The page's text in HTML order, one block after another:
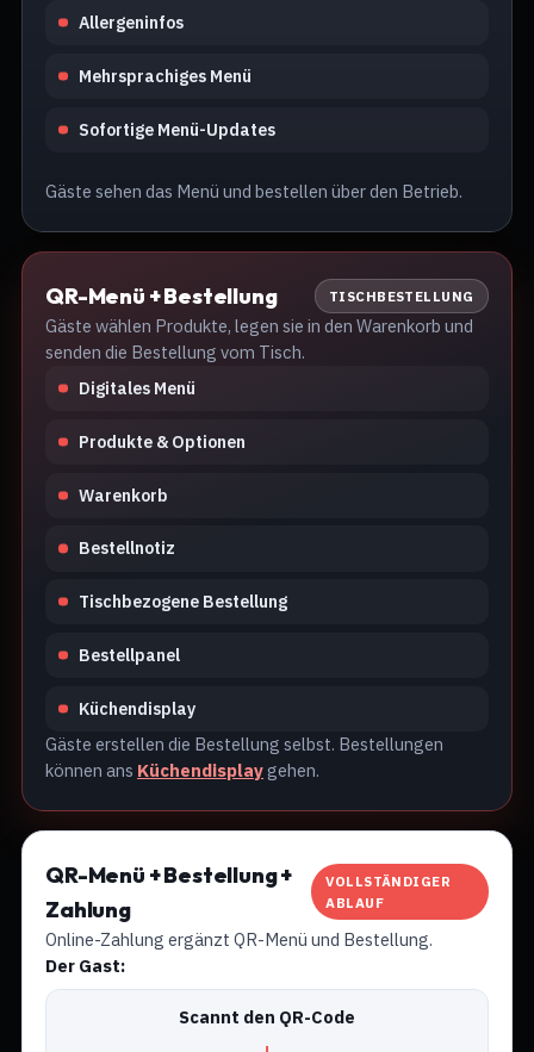
Allergeninfos
Mehrsprachiges Menü
Sofortige Menü-Updates
Gäste sehen das Menü und bestellen über den Betrieb.
QR-Menü + Bestellung TISCHBESTELLUNG
Gäste wählen Produkte, legen sie in den Warenkorb und
senden die Bestellung vom Tisch.
Digitales Menü
Produkte & Optionen
Warenkorb
Bestellnotiz
Tischbezogene Bestellung
Bestellpanel
Küchendisplay
Gäste erstellen die Bestellung selbst. Bestellungen
können ans Küchendisplaygehen.
QR-Menü + Bestellung +
Zahlung
VOLLSTÄNDIGER
ABLAUF
Online-Zahlung ergänzt QR-Menü und Bestellung.
Der Gast:
Scannt den QR-Code